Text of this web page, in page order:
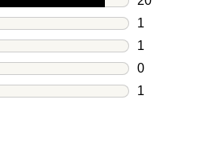
20
1
1
1
1
0
0
1